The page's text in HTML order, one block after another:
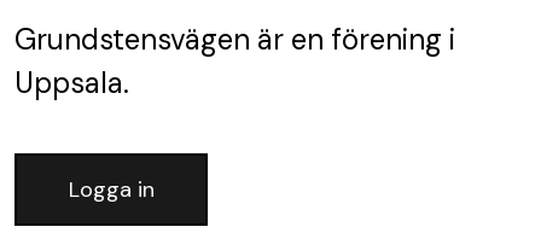
Grundstensvägen är en förening i
Uppsala.
Logga in